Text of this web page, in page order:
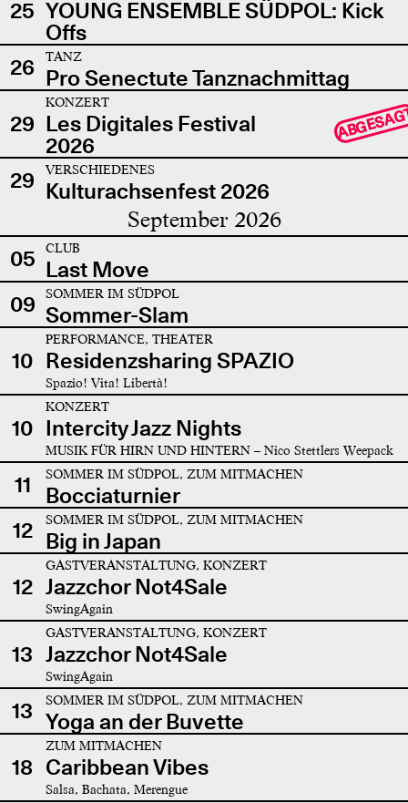
25 YOUNG ENSEMBLE SÜDPOL: Kick
Offs
26
TANZ
Pro Senectute Tanznachmittag
29
KONZERT
Les Digitales Festival
2026
29 VERSCHIEDENES
Kulturachsenfest 2026
September 2026
05 CLUB
Last Move
09
SOMMER IM SÜDPOL
Sommer-Slam
10
PERFORMANCE, THEATER
Residenzsharing SPAZIO
Spazio! Vita! Libertà!
10
KONZERT
Intercity Jazz Nights
MUSIK FÜR HIRN UND HINTERN – Nico Stettlers Weepack
11 SOMMER IM SÜDPOL, ZUM MITMACHEN
Bocciaturnier
12
SOMMER IM SÜDPOL, ZUM MITMACHEN
Big in Japan
12
GASTVERANSTALTUNG, KONZERT
Jazzchor Not4Sale
SwingAgain
13
GASTVERANSTALTUNG, KONZERT
Jazzchor Not4Sale
SwingAgain
13 SOMMER IM SÜDPOL, ZUM MITMACHEN
Yoga an der Buvette
18
ZUM MITMACHEN
Caribbean Vibes
Salsa, Bachata, Merengue